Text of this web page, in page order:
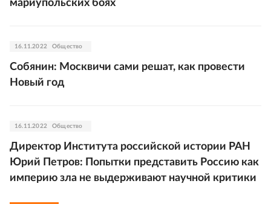
мариупольских боях
16.11.2022 Общество
Собянин: Москвичи сами решат, как провести
Новый год
16.11.2022 Общество
Директор Института российской истории РАН
Юрий Петров: Попытки представить Россию как
империю зла не выдерживают научной критики